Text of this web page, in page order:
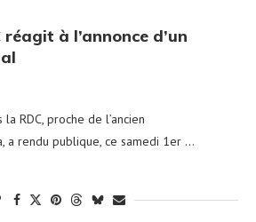
à l’annonce d’un
RDC, proche de l’ancien
a rendu publique, ce samedi 1er …